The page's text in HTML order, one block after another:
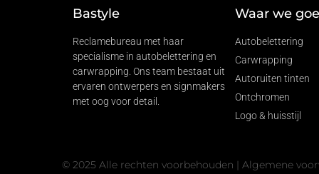
Bastyle
Reclamebureau met haar
specialisme in autobelettering en
carwrapping. Ons team bestaat uit
ervaren ontwerpers en signmakers
met oog voor detail.
Waar we
Autobelettering
Carwrapping
Autoruiten tinten
Ontchromen
Logo & huisstijl
© 2025 Alle rechten voorbehouden | Algemene